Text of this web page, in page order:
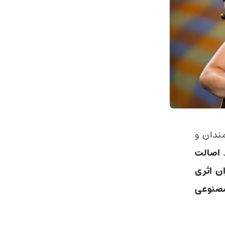
و
اصالت
اثری